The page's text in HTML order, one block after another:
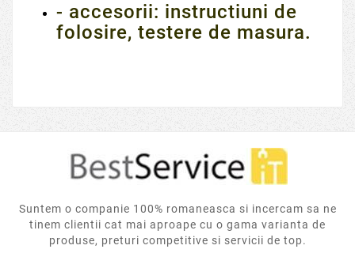
- accesorii: instructiuni de
folosire, testere de masura.
Suntem o companie 100% romaneasca si incercam sa ne
tinem clientii cat mai aproape cu o gama varianta de
produse, preturi competitive si servicii de top.